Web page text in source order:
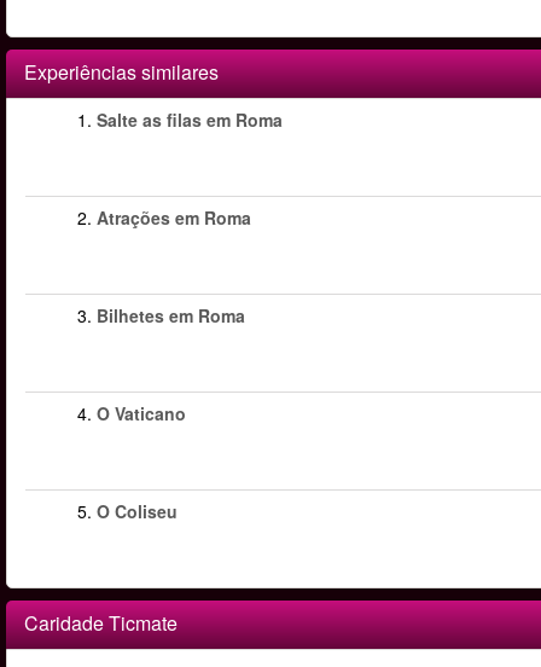
Experiências similares
1. Salte as filas em Roma
2. Atrações em Roma
3. Bilhetes em Roma
4. O Vaticano
5. O Coliseu
Caridade Ticmate